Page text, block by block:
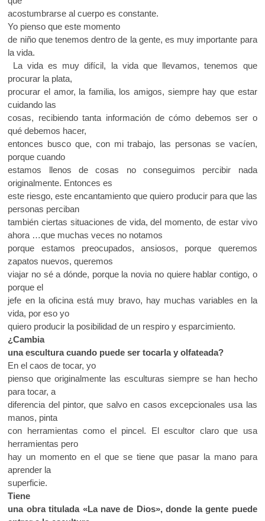
acostumbrarse al cuerpo es constante.
Yo pienso que este momento
de niño que tenemos dentro de la gente, es muy importante para
la vida.
La vida es muy difícil, la vida que llevamos, tenemos que
procurar la plata,
procurar el amor, la familia, los amigos, siempre hay que estar
cuidando las
cosas, recibiendo tanta información de cómo debemos ser o
qué debemos hacer,
entonces busco que, con mi trabajo, las personas se vacíen,
porque cuando
estamos llenos de cosas no conseguimos percibir nada
originalmente. Entonces es
este riesgo, este encantamiento que quiero producir para que las
personas perciban
también ciertas situaciones de vida, del momento, de estar vivo
ahora …que muchas veces no notamos
porque estamos preocupados, ansiosos, porque queremos
zapatos nuevos, queremos
viajar no sé a dónde, porque la novia no quiere hablar contigo, o
porque el
jefe en la oficina está muy bravo, hay muchas variables en la
vida, por eso yo
quiero producir la posibilidad de un respiro y esparcimiento.
¿Cambia
una escultura cuando puede ser tocarla y olfateada?
En el caos de tocar, yo
pienso que originalmente las esculturas siempre se han hecho
para tocar, a
diferencia del pintor, que salvo en casos excepcionales usa las
manos, pinta
con herramientas como el pincel. El escultor claro que usa
herramientas pero
hay un momento en el que se tiene que pasar la mano para
aprender la
superficie.
Tiene
una obra titulada «La nave de Dios», donde la gente puede